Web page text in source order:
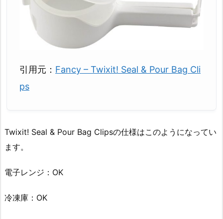
引用元： Fancy – Twixit! Seal & Pour Bag Cli
ps
Twixit! Seal & Pour Bag Clipsの仕様はこのようになってい
ます。
電子レンジ：OK
冷凍庫：OK